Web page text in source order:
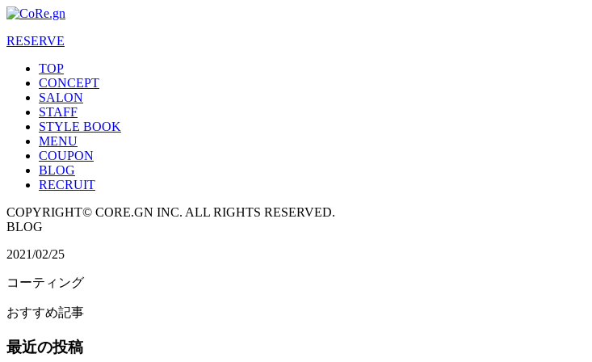
RESERVE
TOP
CONCEPT
SALON
STAFF
STYLE BOOK
MENU
COUPON
BLOG
RECRUIT
COPYRIGHT© CORE.GN INC. ALL RIGHTS RESERVED.
BLOG
2021/02/25
コーティング
おすすめ記事
最近の投稿